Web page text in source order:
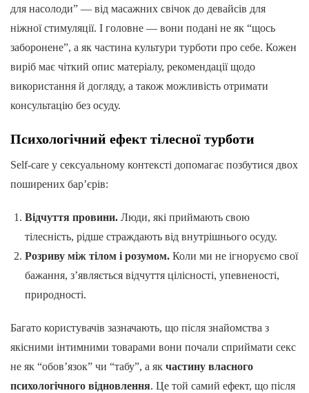
для насолоди” — від масажних свічок до девайсів для
ніжної стимуляції. І головне — вони подані не як “щось
заборонене”, а як частина культури турботи про себе. Кожен
виріб має чіткий опис матеріалу, рекомендації щодо
використання й догляду, а також можливість отримати
консультацію без осуду.
Психологічний ефект тілесної турботи
Self-care у сексуальному контексті допомагає позбутися двох
поширених бар’єрів:
Відчуття провини.Люди, які приймають свою
тілесність, рідше страждають від внутрішнього осуду.
Розриву між тілом і розумом.Коли ми не ігноруємо свої
бажання, з’являється відчуття цілісності, упевненості,
природності.
Багато користувачів зазначають, що після знайомства з
якісними інтимними товарами вони почали сприймати секс
не як “обов’язок” чи “табу”, а як частину власного
психологічного відновлення. Це той самий ефект, що після